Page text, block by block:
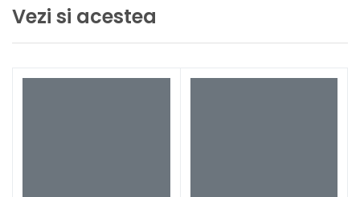
Vezi si acestea